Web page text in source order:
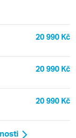
20 990 Kč
20 990 Kč
20 990 Kč